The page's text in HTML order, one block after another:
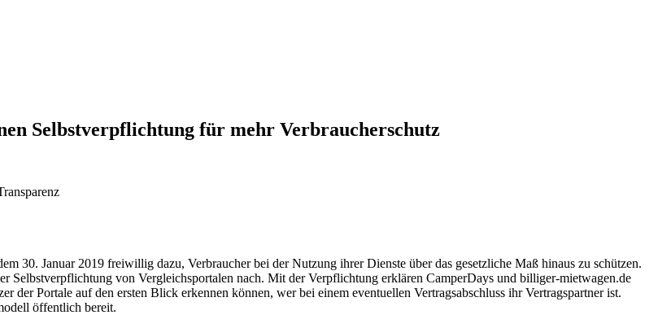
Selbstverpflichtung für mehr Verbraucherschutz
30. Januar 2019 freiwillig dazu, Verbraucher bei der Nutzung ihrer Dienste über das gesetzliche Maß hinaus zu schützen.
Selbstverpflichtung von Vergleichsportalen nach. Mit der Verpflichtung erklären CamperDays und billiger-mietwagen.de
der Portale auf den ersten Blick erkennen können, wer bei einem eventuellen Vertragsabschluss ihr Vertragspartner ist.
öffentlich bereit.